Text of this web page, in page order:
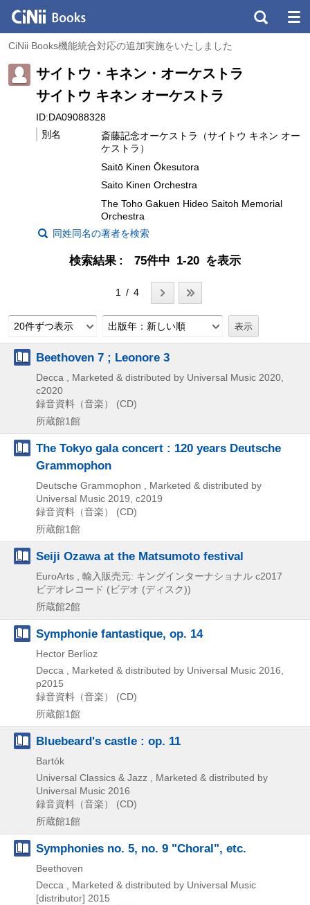
CiNii Books機能統合対応の追加実施をいたしました
サイトウ・キネン・オーケストラ
サイトウ キネン オーケストラ
ID:DA09088328
別名
斎藤記念オーケストラ（サイトウ キネン オー
ケストラ）
Saitō Kinen Ōkesutora
Saito Kinen Orchestra
The Toho Gakuen Hideo Saitoh Memorial
Orchestra
同姓同名の著者を検索
検索結果 75件中 1-20 を表示
1 / 4
20件ずつ表示 出版年：新しい順
Beethoven 7 ; Leonore 3
Decca , Marketed & distributed by Universal Music 2020,
c2020
録音資料（音楽） (CD)
所蔵館1館
The Tokyo gala concert : 120 years Deutsche
Grammophon
Deutsche Grammophon , Marketed & distributed by
Universal Music 2019, c2019
録音資料（音楽） (CD)
所蔵館1館
Seiji Ozawa at the Matsumoto festival
EuroArts , 輸入販売元: キングインターナショナル c2017
ビデオレコード (ビデオ (ディスク))
所蔵館2館
Symphonie fantastique, op. 14
Hector Berlioz
Decca , Marketed & distributed by Universal Music 2016,
p2015
録音資料（音楽） (CD)
所蔵館1館
Bluebeard's castle : op. 11
Bartók
Universal Classics & Jazz , Marketed & distributed by
Universal Music 2016
録音資料（音楽） (CD)
所蔵館1館
Symphonies no. 5, no. 9 "Choral", etc.
Beethoven
Decca , Marketed & distributed by Universal Music
[distributor] 2015